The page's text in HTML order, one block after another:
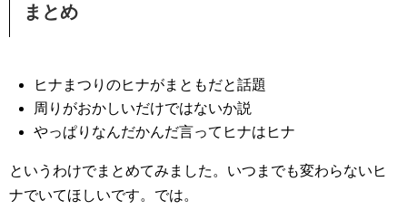
まとめ
ヒナまつりのヒナがまともだと話題
周りがおかしいだけではないか説
やっぱりなんだかんだ言ってヒナはヒナ
というわけでまとめてみました。いつまでも変わらないヒ
ナでいてほしいです。では。